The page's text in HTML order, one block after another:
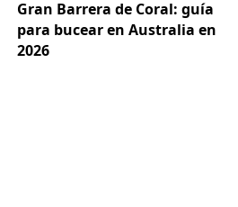
Gran Barrera de Coral: guía
para bucear en Australia en
2026